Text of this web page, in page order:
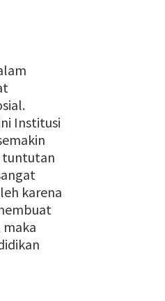
Institusi
tuntutan
karena